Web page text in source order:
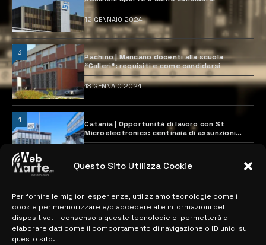
Questo Sito Utilizza Cookie
Per fornire le migliori esperienze, utilizziamo tecnologie come i
cookie per memorizzare e/o accedere alle informazioni del
dispositivo. Il consenso a queste tecnologie ci permetterà di
elaborare dati come il comportamento di navigazione o ID unici su
questo sito.
12 GENNAIO 2024
3
Pachino | Mancano docenti alla scuola
“Calleri”: requisiti e come candidarsi
18 GENNAIO 2024
4
Catania | Opportunità di lavoro con St
Microelectronics: centinaia di assunzioni
previste
MAPPA DEL SITO
> NOTIZIE